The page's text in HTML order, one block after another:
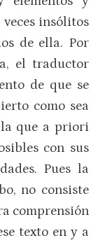
veces insólitos
de ella. Por
el traductor
de que se
como sea
la que a priori
con sus
Pues la
no consiste
comprensión
texto en y a